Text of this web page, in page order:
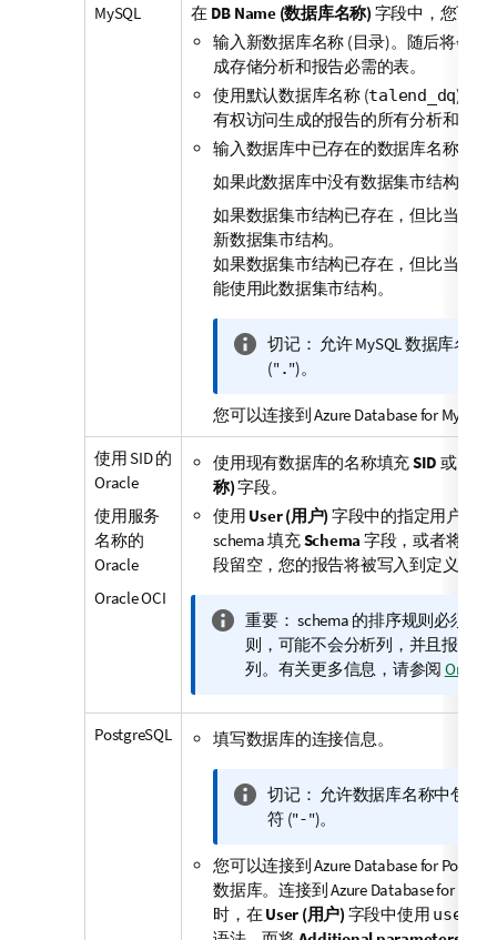
MySQL 在 DB Name (数据库名称) 字段中，您可以
输入新数据库名称 (目录)。随后将会创
成存储分析和报告必需的表。
使用默认数据库名称 (talend_dq)。
有权访问生成的报告的所有分析和结果
输入数据库中已存在的数据库名称。
如果此数据库中没有数据集市结构，则
如果数据集市结构已存在，但比当前
新数据集市结构。
如果数据集市结构已存在，但比当前
能使用此数据集市结构。
信
息
释
切记： 允许 MySQL 数据库名称
(".")。
您可以连接到 Azure Database for MySQL
使用 SID 的
Oracle
使用服务
名称的
Oracle
Oracle OCI
使用现有数据库的名称填充SID 或
称)字段。
使用 User (用户) 字段中的指定用户有
schema 填充Schema 字段，或者将其
段留空，您的报告将被写入到定义用户
信
息
注
重要： schema 的排序规则必须区
则，可能不会分析列，并且报告中
列。有关更多信息，请参阅 Oracle
PostgreSQL 填写数据库的连接信息。
信
息
释
切记： 允许数据库名称中包含
符 ("-")。
您可以连接到 Azure Database for
数据库。连接到 Azure Database for
时，在 User (用户) 字段中使用